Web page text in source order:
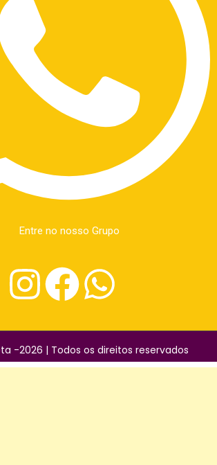
Entre no nosso Grupo
-2026 | Todos os direitos reservados